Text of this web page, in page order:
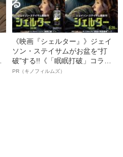
《映画『シェルター』》ジェイ
ソン・ステイサムがお盆を“打
破”する!!《「眠眠打破」コラ
ボ》
PR（キノフィルムズ）